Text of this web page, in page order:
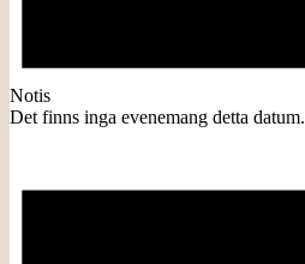
Notis
Det finns inga evenemang detta datum.